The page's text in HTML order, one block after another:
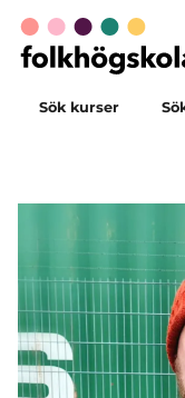
Sök kurser